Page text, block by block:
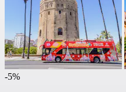
-5%